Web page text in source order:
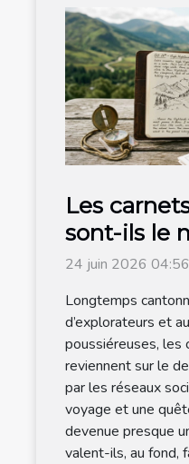
Les
sont-ils le
24 juin 2026 04:56
Longtemps
d’explorateurs et
poussiéreuses, les
reviennent sur le
par les réseaux
voyage et une
devenue presque
valent-ils, au fond,